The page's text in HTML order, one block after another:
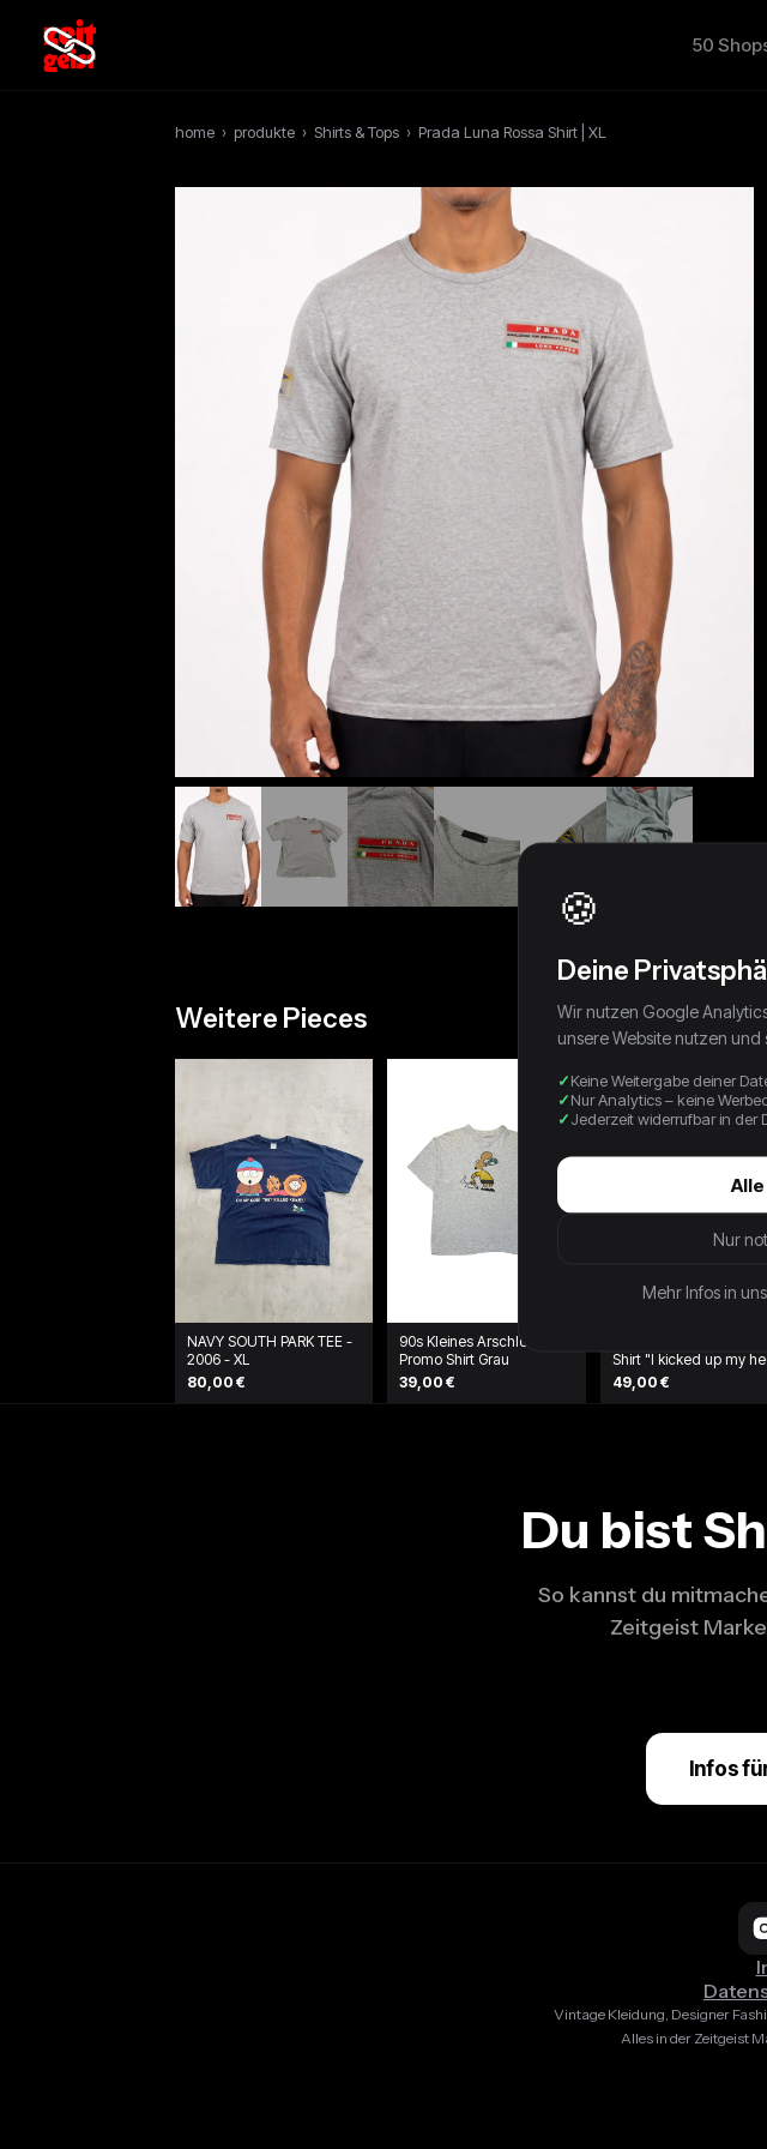
50
home › produkte › Shirts & Tops › Prada Luna Rossa Shirt | XL
Weitere Pieces
NAVY SOUTH PARK TEE -
2006 - XL
80,00 €
90s Kleines Arschloch
Promo Shirt Grau
39,00 €
Shirt "I kicked up my
at Larry's" Grün
49,00 €
Du bist
So kannst du
Zeitgeist
Infos
Vintage Kleidung, Designer
Alles in der Zeitgeist
🍪
Deine
Wir nutzen Google
unsere Website nutzen
Keine Weitergabe deiner
Nur Analytics – keine
Jederzeit widerrufbar in der
Nur
Mehr Infos in